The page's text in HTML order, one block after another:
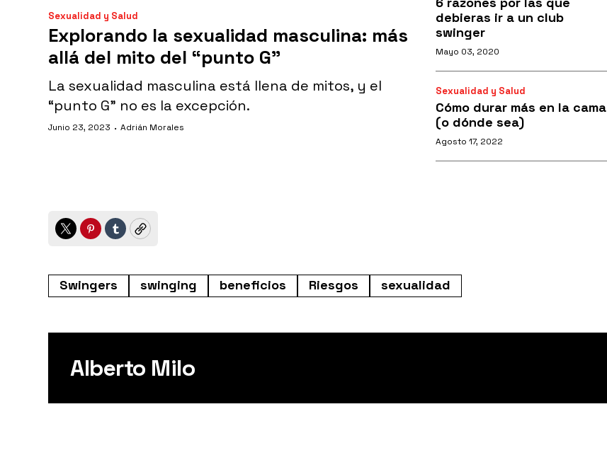
Sexualidad y Salud
Explorando la sexualidad masculina: más
allá del mito del “punto G”
La sexualidad masculina está llena de mitos, y el
“punto G” no es la excepción.
Junio 23, 2023 · Adrián Morales
debieras ir a un club
swinger
Mayo 03, 2020
Sexualidad y Salud
Cómo durar más en la cama
(o dónde sea)
Agosto 17, 2022
TwitterPinterest
TumblrCopy
Swingers swinging beneficios Riesgos sexualidad
Alberto Milo